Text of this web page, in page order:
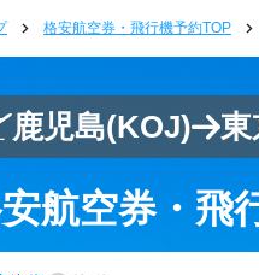
格安航空券・飛行機予約TOP
鹿児島(KOJ) 東
航空券・飛